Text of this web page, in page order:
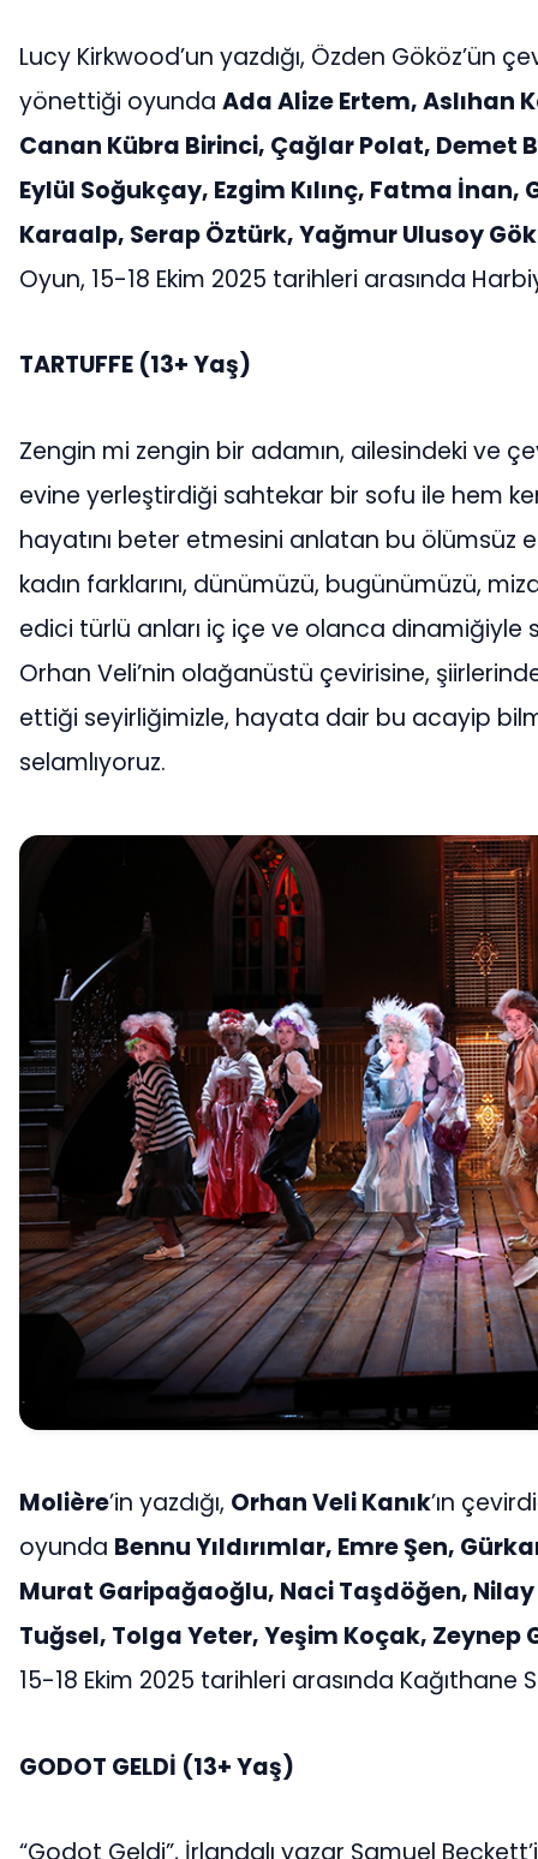
Lucy Kirkwood’un yazdığı, Özden Gököz’ün
yönettiği oyunda Ada Alize Ertem, Aslıhan
Canan Kübra Birinci, Çağlar Polat, Demet
Eylül Soğukçay, Ezgim Kılınç, Fatma İnan,
Karaalp, Serap Öztürk, Yağmur Ulusoy
Oyun, 15-18 Ekim 2025 tarihleri arasında
TARTUFFE (13+ Yaş)
Zengin mi zengin bir adamın, ailesindeki ve
evine yerleştirdiği sahtekar bir sofu ile hem
hayatını beter etmesini anlatan bu ölümsüz
kadın farklarını, dünümüzü, bugünümüzü,
edici türlü anları iç içe ve olanca dinamiğiyle
Orhan Veli’nin olağanüstü çevirisine,
ettiği seyirliğimizle, hayata dair bu acayip
selamlıyoruz.
Molière’in yazdığı, Orhan Veli Kanık’ın
oyunda Bennu Yıldırımlar, Emre Şen,
Murat Garipağaoğlu, Naci Taşdöğen, Nilay
Tuğsel, Tolga Yeter, Yeşim Koçak, Zeynep
15-18 Ekim 2025 tarihleri arasında Kağıthane
GODOT GELDİ (13+ Yaş)